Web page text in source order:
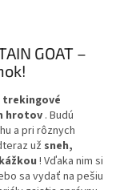
GOAT –
trekingové
hrotov. Budú
a pri rôznych
už sneh,
! Vďaka nim si
sa vydať na pešiu